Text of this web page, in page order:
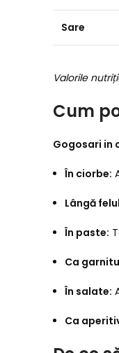
Sare
Valorile
Cum
Gogosari in
În ciorbe:
Lângă
În paste:
Ca
În salate:
Ca